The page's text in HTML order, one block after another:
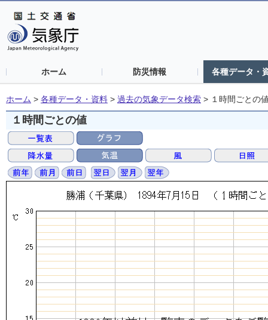
ホーム 防災情報 各種データ・
ホーム > 各種データ・資料 > 過去の気象データ検索 > １時間ごとの
１時間ごとの値